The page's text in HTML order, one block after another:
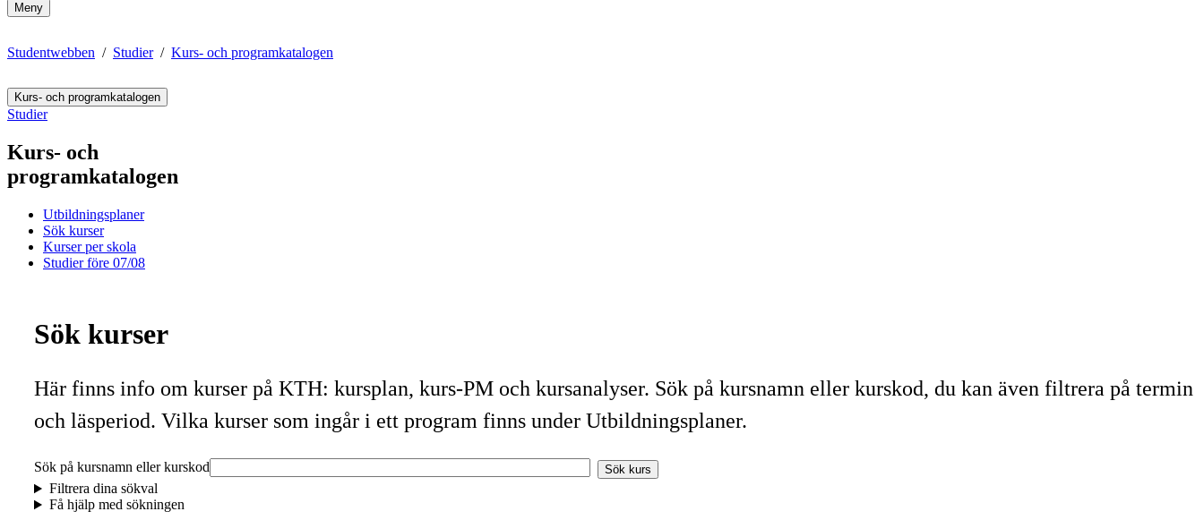
Meny
Studentwebben Studier Kurs- och programkatalogen
Kurs- och programkatalogen
Studier
Kurs- och
programkatalogen
Utbildningsplaner
Sök kurser
Kurser per skola
Studier före 07/08
Sök kurser
Här finns info om kurser på KTH: kursplan, kurs-PM och kursanalyser. Sök på kursnamn eller kurskod, du kan även filtrera på termin
och läsperiod. Vilka kurser som ingår i ett program finns under Utbildningsplaner.
Sök på kursnamn eller kurskod Sök kurs
Filtrera dina sökval
Få hjälp med sökningen